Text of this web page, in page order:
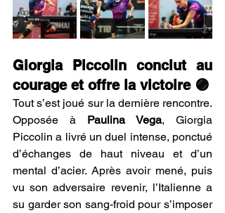
Giorgia Piccolin conclut au
courage et offre la victoire 🟣
Tout s’est joué sur la dernière rencontre.
Opposée à Paulina Vega, Giorgia
Piccolin a livré un duel intense, ponctué
d’échanges de haut niveau et d’un
mental d’acier. Après avoir mené, puis
vu son adversaire revenir, l’Italienne a
su garder son sang-froid pour s’imposer